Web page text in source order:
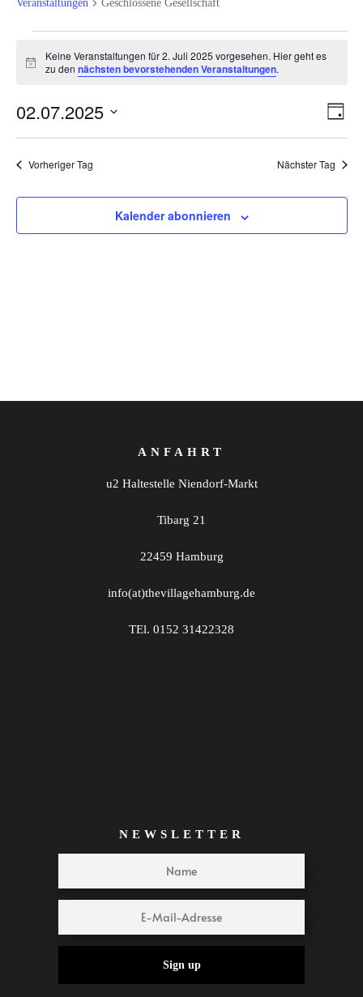
Veranstaltungen Geschlossene Gesellschaft
für
Juli
2025
Hinweis
Keine Veranstaltungen für 2. Juli 2025 vorgesehen. Hier geht es
zu den nächsten bevorstehenden Veranstaltungen.
Tag
02.07.2025
Vorheriger Tag Nächster Tag
Kalender abonnieren
ANFAHRT
u2 Haltestelle Niendorf-Markt
Tibarg 21
22459 Hamburg
info(at)thevillagehamburg.de
TEl. 0152 31422328
NEWSLETTER
Sign up